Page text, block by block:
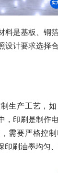
料是基板、铜
设计要求选择
生产工艺，
，印刷是制作
需要严格控
刷油墨均匀、